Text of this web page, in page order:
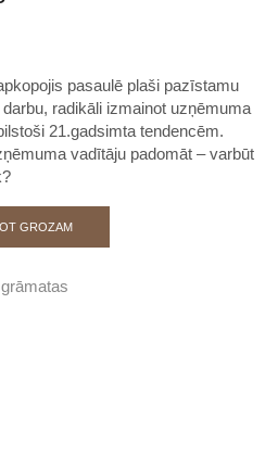
pasaulē plaši pazīstamu
radikāli izmainot uzņēmuma
21.gadsimta tendencēm.
vadītāju padomāt – varbūt
GROZAM